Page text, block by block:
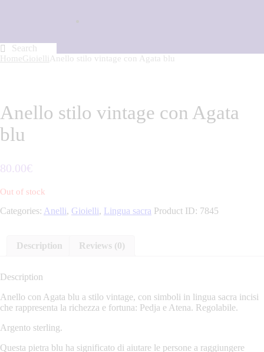
HomeGioielli Anello stilo vintage con Agata blu
Anello stilo vintage con Agata
blu
80.00€
Out of stock
Categories: Anelli, Gioielli, Lingua sacra Product ID: 7845
Description Reviews (0)
Description
Anello con Agata blu a stilo vintage, con simboli in lingua sacra incisi
che rappresenta la richezza e fortuna: Pedja e Atena. Regolabile.
Argento sterling.
Questa pietra blu ha significato di aiutare le persone a raggiungere